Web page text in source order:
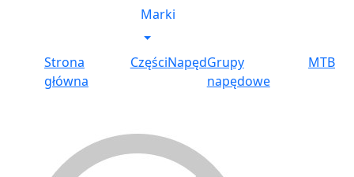
Marki
Strona
główna
CzęściNapędGrupy
napędowe
MTB